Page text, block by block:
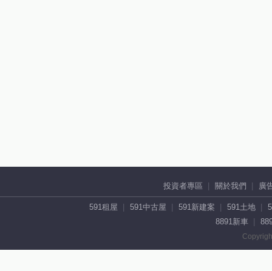
投資者專區 關於我們 廣
591租屋 591中古屋 591新建案 591土地
8891新車